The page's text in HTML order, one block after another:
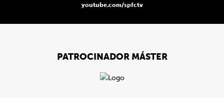
youtube.com/spfctv
PATROCINADOR MÁSTER